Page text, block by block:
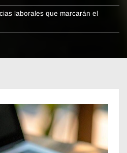
laborales que marcarán el